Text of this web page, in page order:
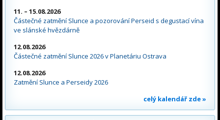
11. – 15.08.2026
Částečné zatmění Slunce a pozorování Perseid s degustací vína
ve slánské hvězdárně
12.08.2026
Částečné zatmění Slunce 2026 v Planetáriu Ostrava
12.08.2026
Zatmění Slunce a Perseidy 2026
celý kalendář zde »